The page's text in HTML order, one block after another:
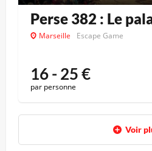
Perse 382 : Le
Marseille Escape Game
16 - 25€
par personne
Voir